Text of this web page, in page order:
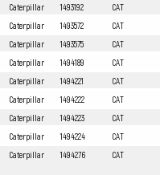
Caterpillar 1493192 CAT
Caterpillar 1493572 CAT
Caterpillar 1493575 CAT
Caterpillar 1494189 CAT
Caterpillar 1494221 CAT
Caterpillar 1494222 CAT
Caterpillar 1494223 CAT
Caterpillar 1494224 CAT
Caterpillar 1494276 CAT